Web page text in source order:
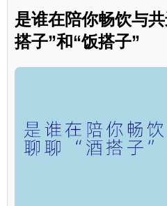
是谁在陪你畅饮与
搭子”和“饭搭子”